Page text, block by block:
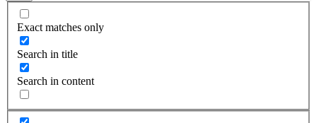
Exact matches only
Search in title
Search in content